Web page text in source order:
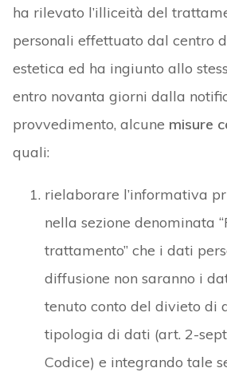
ha rilevato l’illiceità del
personali effettuato dal centro
estetica ed ha ingiunto allo
entro novanta giorni dalla
provvedimento, alcune misure
quali:
rielaborare l’informativa
nella sezione denominata
trattamento” che i dati
diffusione non saranno i
tenuto conto del divieto di
tipologia di dati (art. 2-
Codice) e integrando tale